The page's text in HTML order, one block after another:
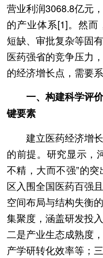
营业利润3068.8亿元
的产业体系[1]。然
短缺、审批复杂等固
医药强省的竞争压力
的经济增长点，需要系
一、构建科学评
键要素
建立医药经济增长
的前提。研究显示，
不精，大而不强”的
区入围全国医药百强
空间布局与结构失衡
集聚度，涵盖研发投
二是产业生态成熟度
产学研转化效率等；